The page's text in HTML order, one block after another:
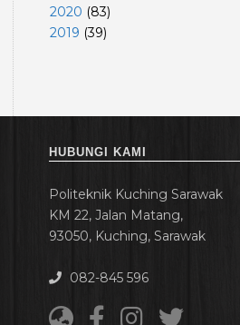
2020 (83)
2019 (39)
HUBUNGI KAMI
Politeknik Kuching Sarawak
KM 22, Jalan Matang,
93050, Kuching, Sarawak
082-845 596